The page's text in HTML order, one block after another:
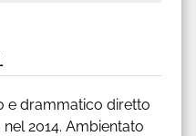
e drammatico diretto
2014. Ambientato